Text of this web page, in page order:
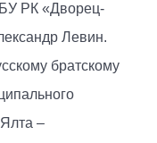
РК «Дворец-
Левин.
братскому
–